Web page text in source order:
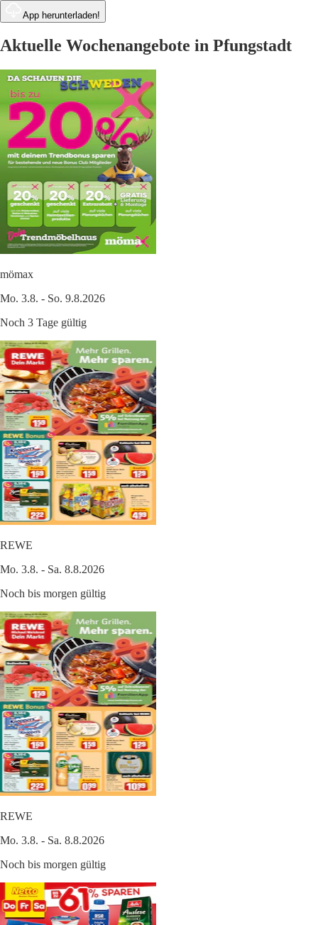
App herunterladen!
Aktuelle Wochenangebote in Pfungstadt
mömax
Mo. 3.8. - So. 9.8.2026
Noch 3 Tage gültig
REWE
Mo. 3.8. - Sa. 8.8.2026
Noch bis morgen gültig
REWE
Mo. 3.8. - Sa. 8.8.2026
Noch bis morgen gültig